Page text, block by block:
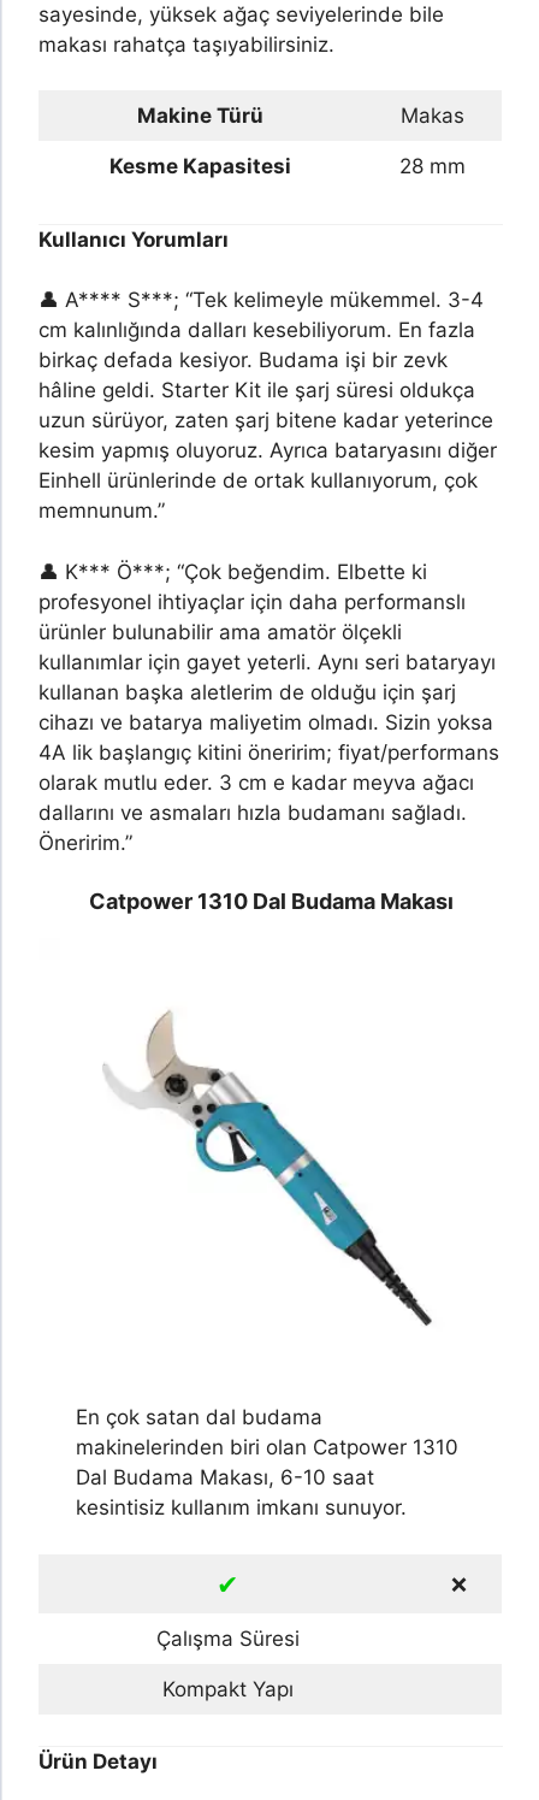
sayesinde, yüksek ağaç seviyelerinde bile
makası rahatça taşıyabilirsiniz.
Makine Türü Makas
Kesme Kapasitesi 28 mm
Kullanıcı Yorumları
👤 A**** S***; “Tek kelimeyle mükemmel. 3-4
cm kalınlığında dalları kesebiliyorum. En fazla
birkaç defada kesiyor. Budama işi bir zevk
hâline geldi. Starter Kit ile şarj süresi oldukça
uzun sürüyor, zaten şarj bitene kadar yeterince
kesim yapmış oluyoruz. Ayrıca bataryasını diğer
Einhell ürünlerinde de ortak kullanıyorum, çok
memnunum.”
👤 K*** Ö***; “Çok beğendim. Elbette ki
profesyonel ihtiyaçlar için daha performanslı
ürünler bulunabilir ama amatör ölçekli
kullanımlar için gayet yeterli. Aynı seri bataryayı
kullanan başka aletlerim de olduğu için şarj
cihazı ve batarya maliyetim olmadı. Sizin yoksa
4A lik başlangıç kitini öneririm; fiyat/performans
olarak mutlu eder. 3 cm e kadar meyva ağacı
dallarını ve asmaları hızla budamanı sağladı.
Öneririm.”
Catpower 1310 Dal Budama Makası
En çok satan dal budama
makinelerinden biri olan Catpower 1310
Dal Budama Makası, 6-10 saat
kesintisiz kullanım imkanı sunuyor.
✔ ❌
Çalışma Süresi
Kompakt Yapı
Ürün Detayı